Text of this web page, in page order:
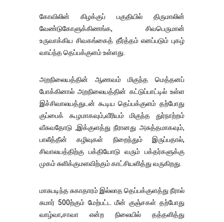
கோவிலின் கிழக்குப் பகுதியில் திருமாலின்
வேண்டுகோளுக்கிணங்க, சிவபெருமான்
உருவாக்கிய சிவகங்கைத் தீர்த்தம் எனப்படும் புகழ்
வாய்ந்த தெப்பக்குளம் உள்ளது.
அறநிலையத்தின் ஆணவம் மிகுந்த மெத்தனப்
போக்கினால் அறநிலையத்தின் கட்டுப்பாட்டில் உள்ள
இச்சிவாலயத்துடன் கூடிய தெப்பக்குளம் தற்போது
குப்பைக் கூழமாகவும்,வீரியம் மிகுந்த துர்நாற்றம்
வீசுவதோடு ,இக்குளத்து நீரானது அசுத்தமாகவும்,
பாலீத்தீன் கழிவுகள் நிறைந்தும் இருப்பதால்,
சிவாலயத்திற்கு பக்தியோடு வரும் பக்தர்களுக்கு
முகம் சுளிக்குமளவிற்கும் காட்சியளித்து வருகிறது.
மாசுபடிந்த சுகாதாரம் இல்லாத தெப்பக்குளத்து நீரால்
சுமார் 500ற்கும் மேற்பட்ட மீன் குஞ்சகள் தற்போது
வாழ்வா,சாவா என்ற நிலையில் தத்தளித்து